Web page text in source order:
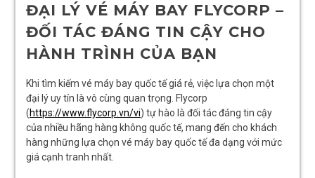
ĐẠI LÝ VÉ MÁY BAY FLYCORP –
ĐỐI TÁC ĐÁNG TIN CẬY CHO
HÀNH TRÌNH CỦA BẠN
Khi tìm kiếm vé máy bay quốc tế giá rẻ, việc lựa chọn một
đại lý uy tín là vô cùng quan trọng. Flycorp
(https://www.flycorp.vn/vi) tự hào là đối tác đáng tin cậy
của nhiều hãng hàng không quốc tế, mang đến cho khách
hàng những lựa chọn vé máy bay quốc tế đa dạng với mức
giá cạnh tranh nhất.